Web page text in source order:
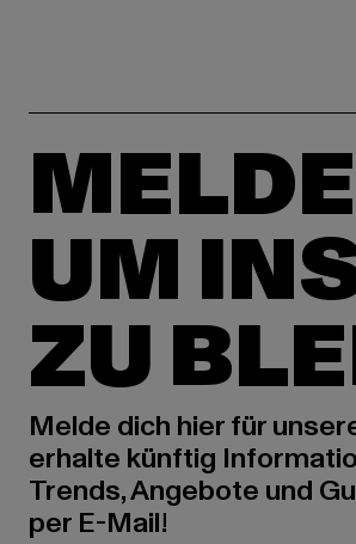
UM
ZU
Melde dich hier für
erhalte künftig
Trends, Angebote und
per E-Mail!